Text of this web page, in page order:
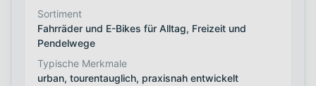
Sortiment
Fahrräder und E-Bikes für Alltag, Freizeit und
Pendelwege
Typische Merkmale
urban, tourentauglich, praxisnah entwickelt